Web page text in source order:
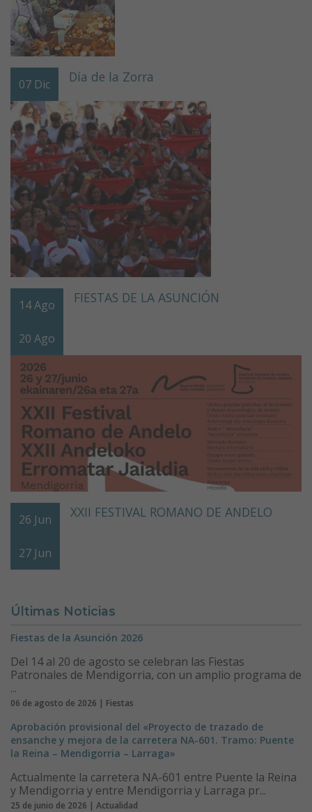
07 Dic Día de la Zorra
14Ago
20 Ago
FIESTAS DE LA ASUNCIÓN
26 Jun
27 Jun
XXII FESTIVAL ROMANO DE ANDELO
Últimas Noticias
Fiestas de la Asunción 2026
Del 14 al 20 de agosto se celebran las Fiestas
Patronales de Mendigorria, con un amplio programa de
...
06 de agosto de 2026 | Fiestas
Aprobación provisional del «Proyecto de trazado de
ensanche y mejora de la carretera NA-601. Tramo: Puente
la Reina – Mendigorria – Larraga»
Actualmente la carretera NA-601 entre Puente la Reina
y Mendigorria y entre Mendigorria y Larraga pr...
25 de junio de 2026 | Actualidad